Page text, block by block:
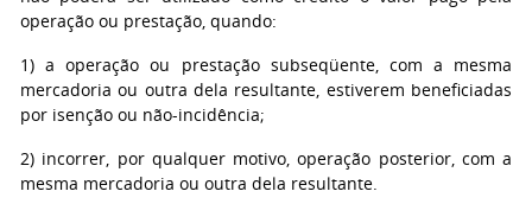
operação ou prestação, quando:
1) a operação ou prestação subseqüente, com a mesma
mercadoria ou outra dela resultante, estiverem beneficiadas
por isenção ou não-incidência;
2) incorrer, por qualquer motivo, operação posterior, com a
mesma mercadoria ou outra dela resultante.